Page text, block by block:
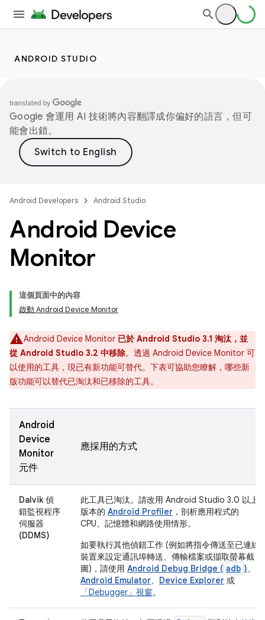
ANDROID STUDIO
Google 會運用 AI 技術將內容翻譯成你偏好的語言，但可
能會出錯。
Android Developers Android Studio
Android Device
Monitor
這個頁面中的內容
啟動 Android Device Monitor
Android Device Monitor 已於 Android Studio 3.1 淘汰，並
從 Android Studio 3.2 中移除。透過 Android Device Monitor 可
以使用的工具，現已有新功能可替代。下表可協助您瞭解，哪些新
版功能可以替代已淘汰和已移除的工具。
Android
Device
Monitor
元件
應採用的方式
Dalvik 偵
錯監視程序
伺服器
(DDMS)
此工具已淘汰。請改用 Android Studio 3.0 以上
版本的 Android Profiler ，剖析應用程式的
CPU、記憶體和網路使用情形。
如要執行其他偵錯工作 (例如將指令傳送至已連線
裝置來設定通訊埠轉送、傳輸檔案或擷取螢幕截
圖)，請使用 Android Debug Bridge ( adb )、
Android Emulator、 Device Explorer 或
「Debugger」視窗。